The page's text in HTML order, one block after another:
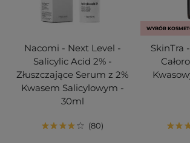
Nacomi - Next Level -
Salicylic Acid 2% -
Złuszczające Serum z 2%
Kwasem Salicylowym -
30ml
80
WYBÓR
SkinTra